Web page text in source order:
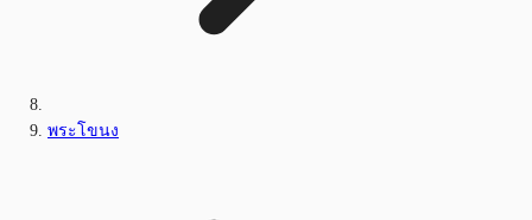
พระโขนง